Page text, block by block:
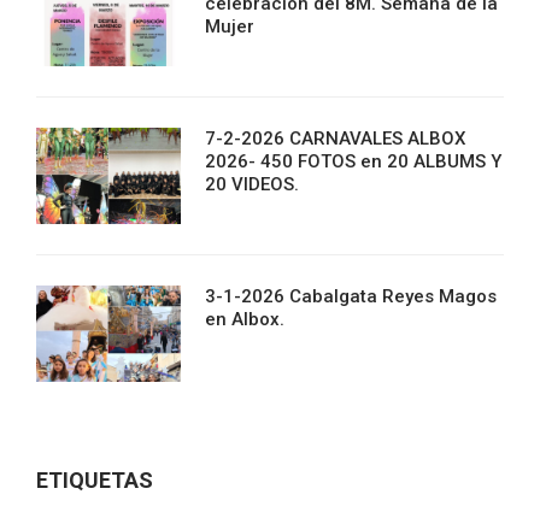
Mujer
7-2-2026 CARNAVALES ALBOX
2026- 450 FOTOS en 20 ALBUMS Y
20 VIDEOS.
3-1-2026 Cabalgata Reyes Magos
en Albox.
ETIQUETAS